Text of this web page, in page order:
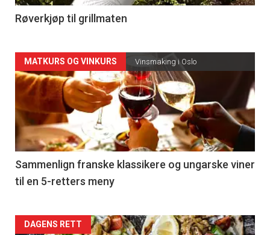
4
Røverkjøp til grillmaten
Forsiden
akkurat
nå
-
5
MATKURS OG VINKURS Vinsmaking i Oslo
Sammenlign franske klassikere og ungarske viner
til en 5-retters meny
Forsiden
DAGENS RETT